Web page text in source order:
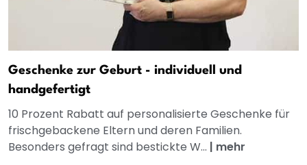
Geschenke zur Geburt - individuell und
handgefertigt
10 Prozent Rabatt auf personalisierte Geschenke für
frischgebackene Eltern und deren Familien.
Besonders gefragt sind bestickte W... | mehr